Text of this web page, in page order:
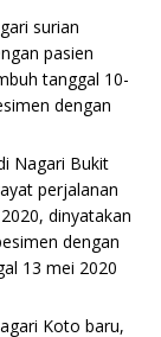
surian
pasien
tanggal 10-
dengan
Nagari Bukit
perjalanan
dinyatakan
dengan
13 mei 2020
Koto baru,